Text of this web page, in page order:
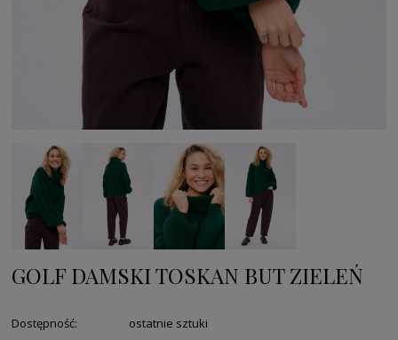
GOLF DAMSKI TOSKAN BUT ZIELEŃ
Dostępność:
ostatnie sztuki